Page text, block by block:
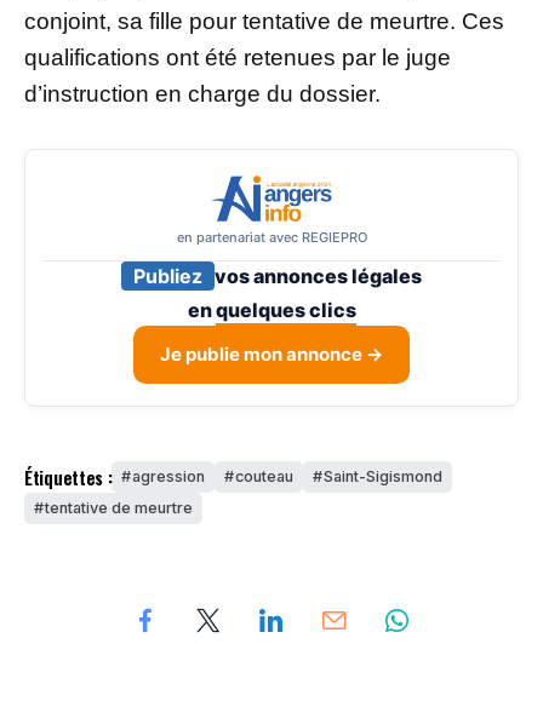
conjoint, sa fille pour tentative de meurtre. Ces
qualifications ont été retenues par le juge
d’instruction en charge du dossier.
en partenariat avec REGIEPRO
Publiez vos annonces légales
enquelques clics
Je publie mon annonce →
Étiquettes : agression couteau
Saint-Sigismond
tentative de meurtre